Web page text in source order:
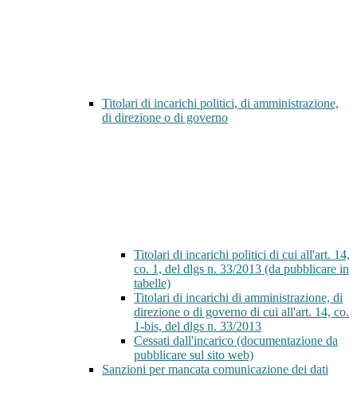
Titolari di incarichi politici, di amministrazione,
di direzione o di governo
Titolari di incarichi politici di cui all'art. 14,
co. 1, del dlgs n. 33/2013 (da pubblicare in
tabelle)
Titolari di incarichi di amministrazione, di
direzione o di governo di cui all'art. 14, co.
1-bis, del dlgs n. 33/2013
Cessati dall'incarico (documentazione da
pubblicare sul sito web)
Sanzioni per mancata comunicazione dei dati